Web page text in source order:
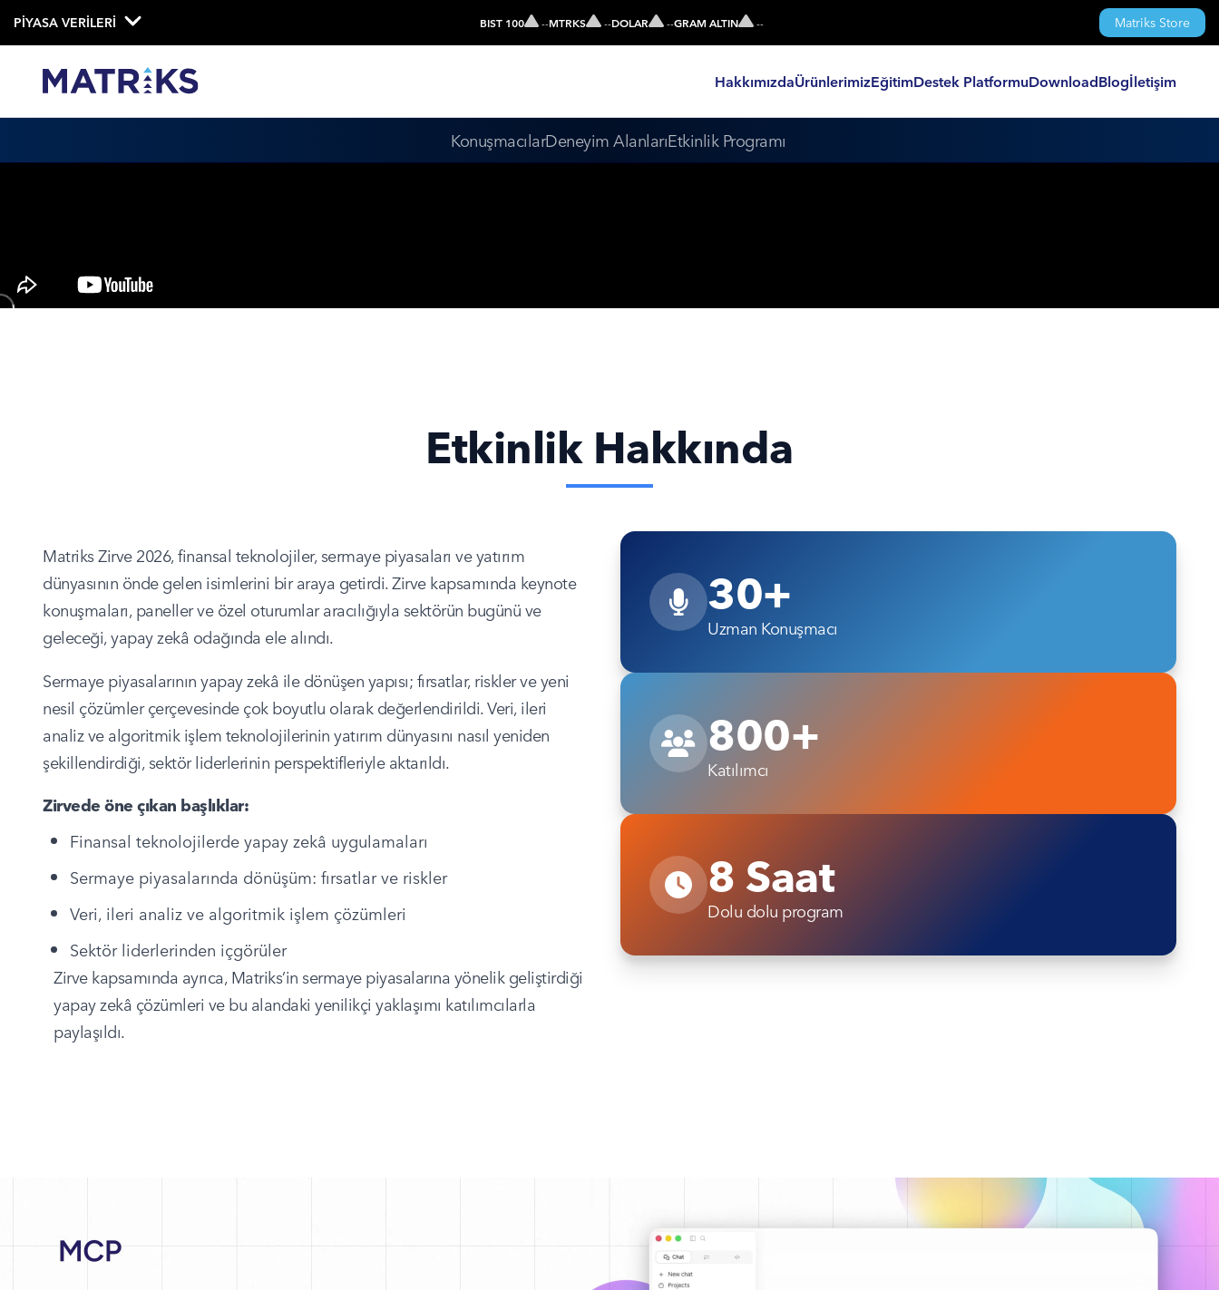
PİYASA VERİLERİ BIST 100 --MTRKS --DOLAR --GRAM ALTIN -- Matriks Store
HakkımızdaÜrünlerimizEğitimDestek PlatformuDownloadBlogİletişim
KonuşmacılarDeneyim AlanlarıEtkinlik Programı
Etkinlik Hakkında
Matriks Zirve 2026, finansal teknolojiler, sermaye piyasaları ve yatırım
dünyasının önde gelen isimlerini bir araya getirdi. Zirve kapsamında keynote
konuşmaları, paneller ve özel oturumlar aracılığıyla sektörün bugünü ve
geleceği, yapay zekâ odağında ele alındı.
Sermaye piyasalarının yapay zekâ ile dönüşen yapısı; fırsatlar, riskler ve yeni
nesil çözümler çerçevesinde çok boyutlu olarak değerlendirildi. Veri, ileri
analiz ve algoritmik işlem teknolojilerinin yatırım dünyasını nasıl yeniden
şekillendirdiği, sektör liderlerinin perspektifleriyle aktarıldı.
Zirvede öne çıkan başlıklar:
Finansal teknolojilerde yapay zekâ uygulamaları
Sermaye piyasalarında dönüşüm: fırsatlar ve riskler
Veri, ileri analiz ve algoritmik işlem çözümleri
Sektör liderlerinden içgörüler
Zirve kapsamında ayrıca, Matriks’in sermaye piyasalarına yönelik geliştirdiği
yapay zekâ çözümleri ve bu alandaki yenilikçi yaklaşımı katılımcılarla
paylaşıldı.
30+
Uzman Konuşmacı
800+
Katılımcı
8 Saat
Dolu dolu program